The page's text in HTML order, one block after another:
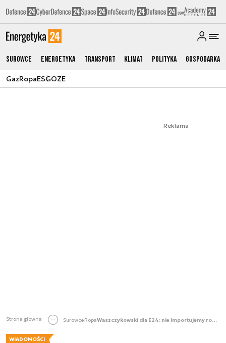
Surowce Energetyka Transport Klimat Polityka Gospodarka
GazRopaESGOZE
Reklama
Strona główna SurowceRopa Waszczykowski dla E24: nie importujemy ropy ani gazu z Iranu. „Bogaćmy się na handlu z USA”
WIADOMOŚCI